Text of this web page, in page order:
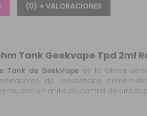
(0) ⭐ VALORACIONES
Tank Geekvape Tpd 2ml
Tank de GeekVapees la última
de resistencias
con un anillo de control de aire